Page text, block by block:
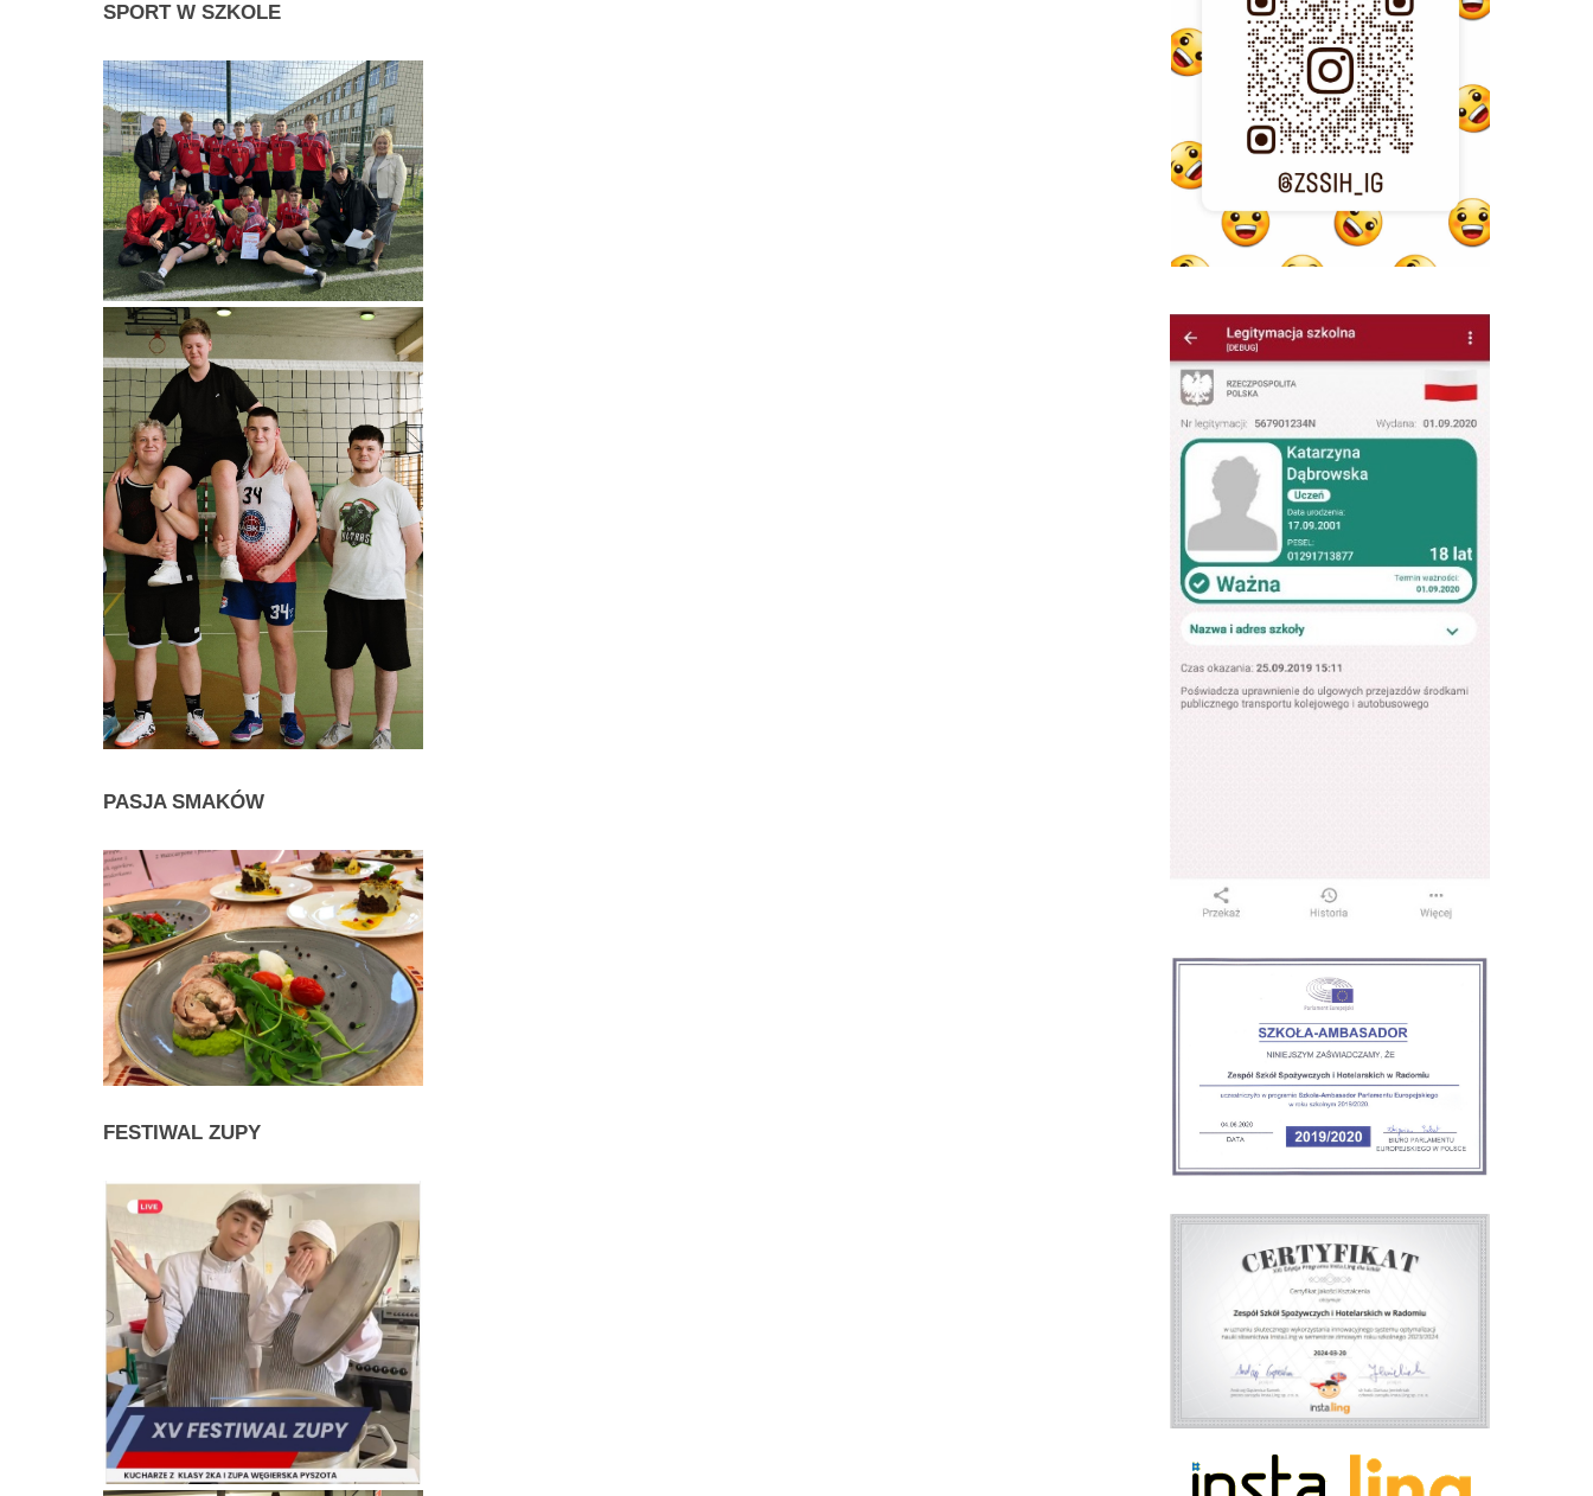
SPORTW SZKOLE
PASJASMAKÓW
FESTIWAL ZUPY